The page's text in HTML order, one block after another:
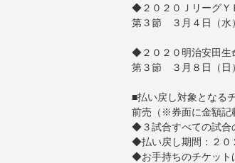
◆２０２０ＪリーグＹ
第３節 ３月４日（水
◆２０２０明治安田生
第３節 ３月８日（日
■払い戻し対象となる
前売（※券面に金額記
◆３試合すべての試合
◆払い戻し期間：２０
◆お手持ちのチケット